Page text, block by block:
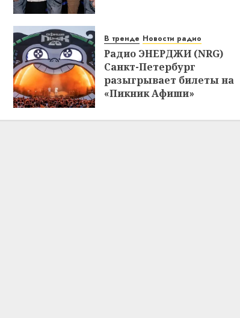
В тренде Новости радио
Радио ЭНЕРДЖИ (NRG)
Санкт-Петербург
разыгрывает билеты на
«Пикник Афиши»